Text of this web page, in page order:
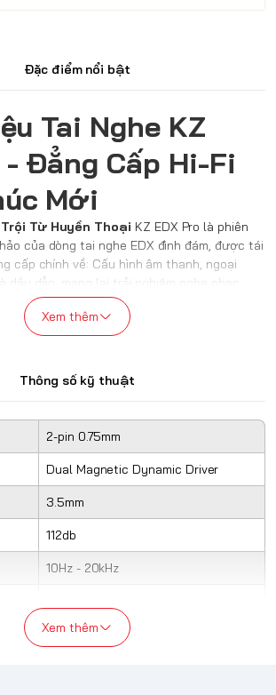
Đặc điểm nổi bật
Tai Nghe KZ
- Đẳng Cấp Hi-Fi
Mới
Từ Huyền Thoại KZ EDX Pro là phiên
của dòng tai nghe EDX đình đám, được tái
cấp chính về: Cấu hình âm thanh, ngoại
dây dẫn, mang lại trải nghiệm nghe nhạc
phiên bản tiền nhiệm.
Xem thêm
Thông số kỹ thuật
2-pin 0.75mm
Dual Magnetic Dynamic Driver
3.5mm
112db
10Hz - 20kHz
1.25m
Xem thêm